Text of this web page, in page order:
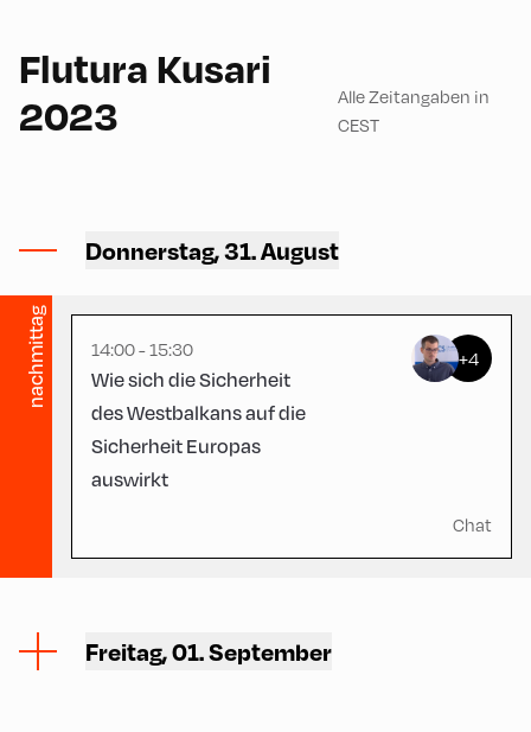
Flutura Kusari
2023
Alle Zeitangaben in
CEST
Donnerstag, 31. August
nachmittag
Feuerwehrhaus
14:00 - 15:30
Wie sich die Sicherheit
des Westbalkans auf die
Sicherheit Europas
auswirkt
+4
Chat
Freitag, 01. September